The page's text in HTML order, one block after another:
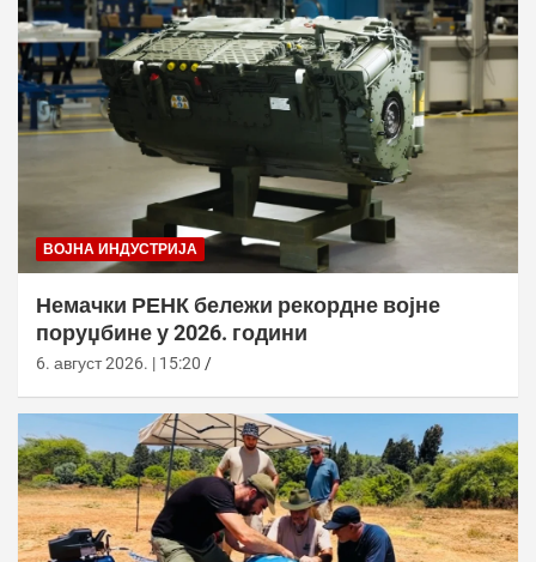
ВОЈНА ИНДУСТРИЈА
Немачки РЕНК бележи рекордне војне
поруџбине у 2026. години
6. август 2026. | 15:20